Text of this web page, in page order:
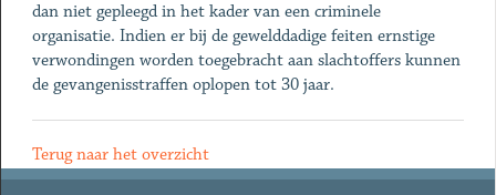
dan niet gepleegd in het kader van een criminele
organisatie. Indien er bij de gewelddadige feiten ernstige
verwondingen worden toegebracht aan slachtoffers kunnen
de gevangenisstraffen oplopen tot 30 jaar.
Terug naar het overzicht